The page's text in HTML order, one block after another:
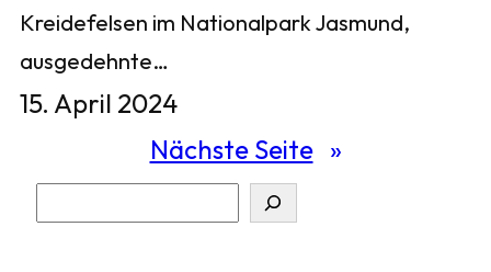
Kreidefelsen im Nationalpark Jasmund,
ausgedehnte…
15. April 2024
Nächste Seite »